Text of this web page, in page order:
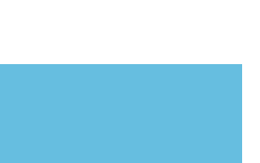
章